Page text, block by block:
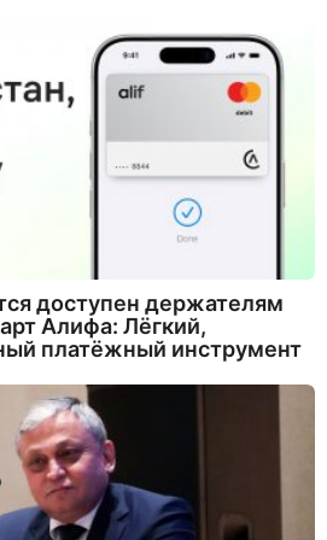
доступен держателям
Алифа: Лёгкий,
платёжный инструмент